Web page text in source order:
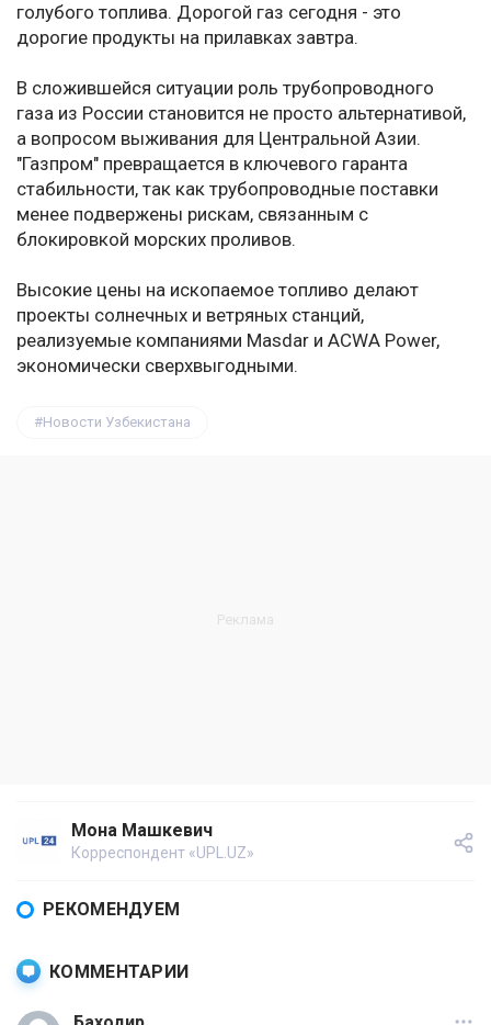
голубого топлива. Дорогой газ сегодня - это
дорогие продукты на прилавках завтра.
В сложившейся ситуации роль трубопроводного
газа из России становится не просто альтернативой,
а вопросом выживания для Центральной Азии.
"Газпром" превращается в ключевого гаранта
стабильности, так как трубопроводные поставки
менее подвержены рискам, связанным с
блокировкой морских проливов.
Высокие цены на ископаемое топливо делают
проекты солнечных и ветряных станций,
реализуемые компаниями Masdar и ACWA Power,
экономически сверхвыгодными.
Новости Узбекистана
Мона Машкевич
Корреспондент «UPL.UZ»
РЕКОМЕНДУЕМ
КОММЕНТАРИИ